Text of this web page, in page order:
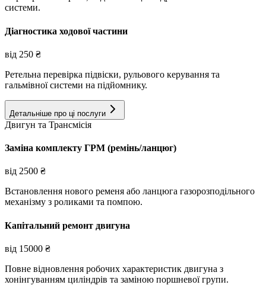
системи.
Діагностика ходової частини
від 250 ₴
Ретельна перевірка підвіски, рульового керування та
гальмівної системи на підйомнику.
Детальніше про ці послуги
Двигун та Трансмісія
Заміна комплекту ГРМ (ремінь/ланцюг)
від 2500 ₴
Встановлення нового ременя або ланцюга газорозподільного
механізму з роликами та помпою.
Капітальний ремонт двигуна
від 15000 ₴
Повне відновлення робочих характеристик двигуна з
хонінгуванням циліндрів та заміною поршневої групи.